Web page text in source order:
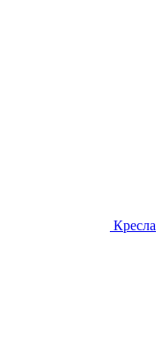
Кресла